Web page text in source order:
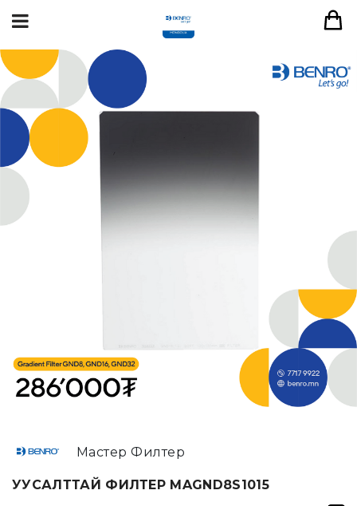
Мастер Филтер
УУСАЛТТАЙ ФИЛТЕР MAGND8S1015